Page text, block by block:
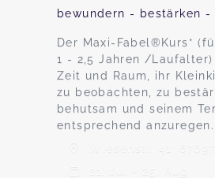
bewundern - bestärken
Der Maxi-Fabel®Kurs*
1 - 2,5 Jahren /
Zeit und Raum, ihr
zu beobachten, zu
behutsam und seinem
entsprechend anzuregen.
Wiesenstr. 41,
21. Jul - 25. Aug